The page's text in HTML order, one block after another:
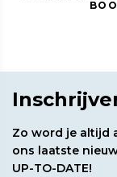
Zo word je altijd
ons laatste
UP-TO-DATE!